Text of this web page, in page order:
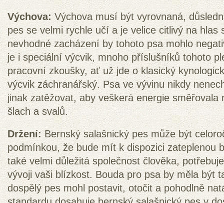
Výchova: Výchova musí být vyrovnaná,
pes se velmi rychle učí a je velice citlivý na hlas
nevhodné zacházení by tohoto psa mohlo
je i speciální výcvik, mnoho příslušníků tohoto
pracovní zkoušky, ať už jde o klasický
výcvik záchranářský. Psa ve vývinu nikdy
jinak zatěžovat, aby veškerá energie směřovala
šlach a svalů.
Držení: Bernský salašnický pes může být
podmínkou, že bude mít k dispozici zateplenou
také velmi důležitá společnost člověka,
vývoji vaši blízkost. Bouda pro psa by měla být
dospělý pes mohl postavit, otočit a pohodlně